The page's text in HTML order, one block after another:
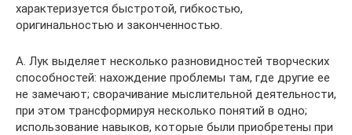
характеризуется быстротой, гибкостью,
оригинальностью и законченностью.
А. Лук выделяет несколько разновидностей творческих
способностей: нахождение проблемы там, где другие ее
не замечают; сворачивание мыслительной деятельности,
при этом трансформируя несколько понятий в одно;
использование навыков, которые были приобретены при